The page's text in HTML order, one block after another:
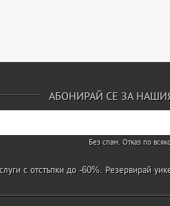
АБОНИРАЙ СЕ ЗА
Без спам. Отказ по
с отстъпки до -60%. Резервирай